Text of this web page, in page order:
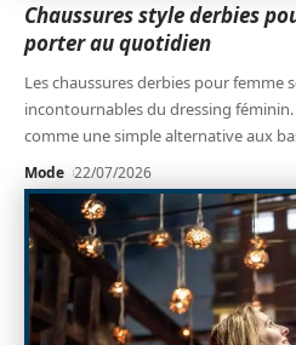
Chaussures style derbies
porter au quotidien
Les chaussures derbies pour femme
incontournables du dressing
comme une simple alternative aux
Mode 22/07/2026